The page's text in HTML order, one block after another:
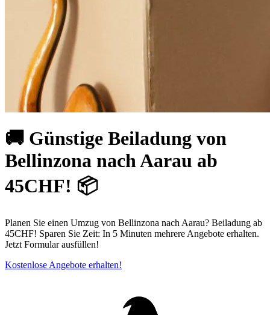
🚚 Günstige Beiladung von
Bellinzona nach Aarau ab
45CHF! 📦
Planen Sie einen Umzug von Bellinzona nach Aarau? Beiladung ab
45CHF! Sparen Sie Zeit: In 5 Minuten mehrere Angebote erhalten.
Jetzt Formular ausfüllen!
Kostenlose Angebote erhalten!